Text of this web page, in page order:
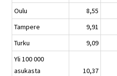
Oulu
8,55
Tampere
9,91
Turku
9,09
Yli 100 000
asukasta
10,37